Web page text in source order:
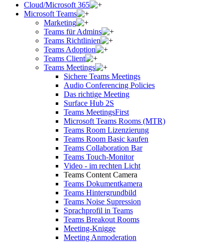
Cloud/Microsoft 365
Microsoft Teams
Marketing
Teams für Admins
Teams Richtlinien
Teams Adoption
Teams Client
Teams Meetings
Sichere Teams Meetings
Audio Conferencing Policies
Das richtige Meeting
Surface Hub 2S
Teams MeetingsFirst
Microsoft Teams Rooms (MTR)
Teams Room Lizenzierung
Teams Room Basic kaufen
Teams Collaboration Bar
Teams Touch-Monitor
Video - im rechten Licht
Teams Content Camera
Teams Dokumentkamera
Teams Hintergrundbild
Teams Noise Supression
Sprachprofil in Teams
Teams Breakout Rooms
Meeting-Knigge
Meeting Anmoderation